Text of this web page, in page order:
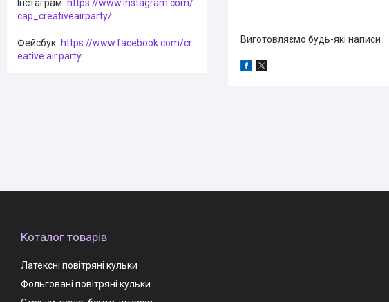
Виготовляємо будь-які написи
Інстаграм https://www.instagram.com/
cap_creativeairparty/
Фейсбук https://www.facebook.com/cr
eative.air.party
Коталог товарів
Латексні повітряні кульки
Фольговані повітряні кульки